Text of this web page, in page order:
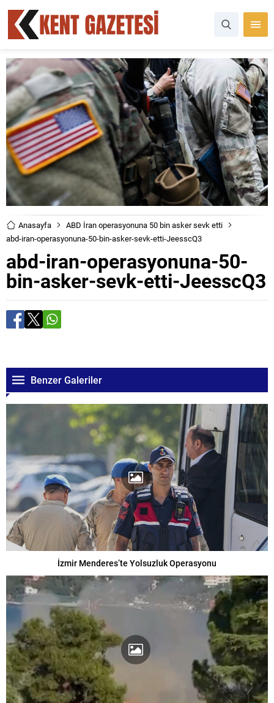
Anasayfa
ABD İran operasyonuna 50 bin asker sevk etti
abd-iran-operasyonuna-50-bin-asker-sevk-etti-JeesscQ3
abd-iran-operasyonuna-50-
bin-asker-sevk-etti-JeesscQ3
Benzer Galeriler
İzmir Menderes’te Yolsuzluk Operasyonu